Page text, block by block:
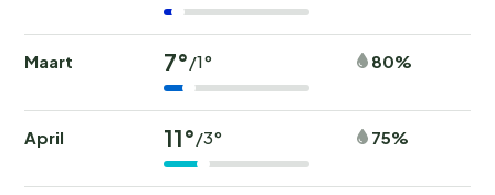
Maart 7°/1° 80%
April 11°/3° 75%